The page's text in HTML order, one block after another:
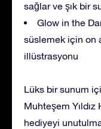
sağlar ve şık bir
Glow in the
süslemek için on
illüstrasyonu
Lüks bir sunum
Muhteşem
hediyeyi